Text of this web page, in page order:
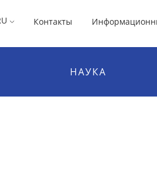
Контакты
НАУКА